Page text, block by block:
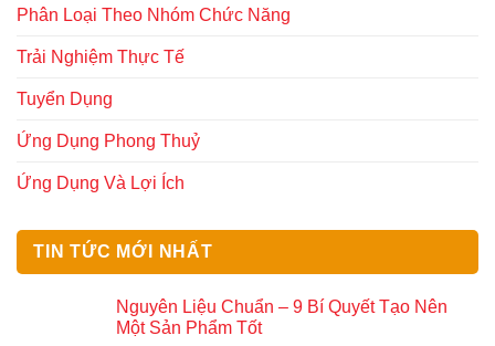
Phân Loại Theo Nhóm Chức Năng
Trải Nghiệm Thực Tế
Tuyển Dụng
Ứng Dụng Phong Thuỷ
Ứng Dụng Và Lợi Ích
TIN TỨC MỚI NHẤT
Nguyên Liệu Chuẩn – 9 Bí Quyết Tạo Nên
Một Sản Phẩm Tốt